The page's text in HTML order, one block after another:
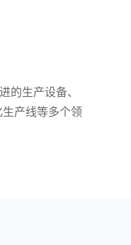
的生产设备、
产线等多个领